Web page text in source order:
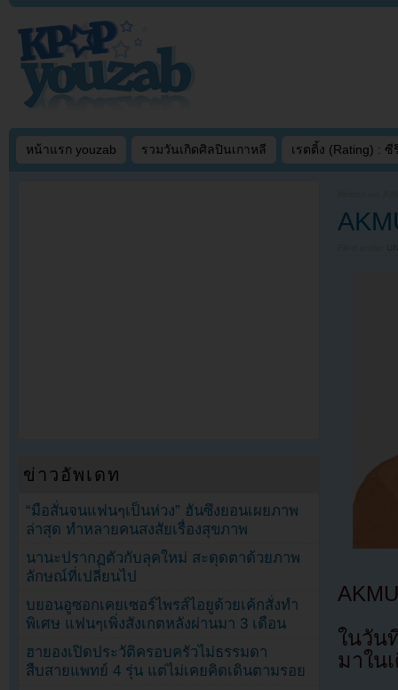
หน้าแรก youzab รวมวันเกิดศิลปินเกาหลี เรตติ้ง (Rating) : ซี
ในวัน
มาใน
ข่าวอัพเดท
“มือสั่นจนแฟนๆเป็นห่วง” ฮันซึงยอนเผยภาพ
ล่าสุด ทำหลายคนสงสัยเรื่องสุขภาพ
นานะปรากฏตัวกับลุคใหม่ สะดุดตาด้วยภาพ
ลักษณ์ที่เปลี่ยนไป
บยอนอูซอกเคยเซอร์ไพรส์ไอยูด้วยเค้กสั่งทำ
พิเศษ แฟนๆเพิ่งสังเกตหลังผ่านมา 3 เดือน
ฮายองเปิดประวัติครอบครัวไม่ธรรมดา
สืบสายแพทย์ 4 รุ่น แต่ไม่เคยคิดเดินตามรอย